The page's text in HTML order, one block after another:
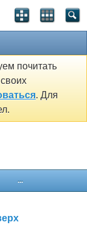
почитать
. Для
...